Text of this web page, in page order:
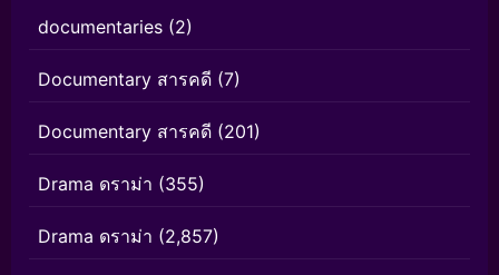
documentaries (2)
Documentary สารคดี (7)
Documentary สารคดี (201)
Drama ดราม่า (355)
Drama ดราม่า (2,857)